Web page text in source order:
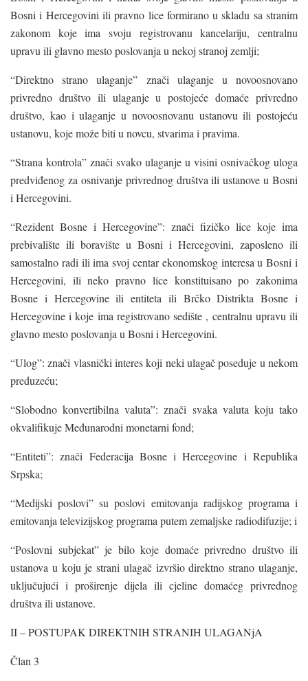
Bosni i Hercegovini ili pravno lice formirano u skladu sa stranim
zakonom koje ima svoju registrovanu kancelariju, centralnu
upravu ili glavno mesto poslovanja u nekoj stranoj zemlji;
“Direktno strano ulaganje” znači ulaganje u novoosnovano
privredno društvo ili ulaganje u postojeće domaće privredno
društvo, kao i ulaganje u novoosnovanu ustanovu ili postojeću
ustanovu, koje može biti u novcu, stvarima i pravima.
“Strana kontrola” znači svako ulaganje u visini osnivačkog uloga
predviđenog za osnivanje privrednog društva ili ustanove u Bosni
i Hercegovini.
“Rezident Bosne i Hercegovine”: znači fizičko lice koje ima
prebivalište ili boravište u Bosni i Hercegovini, zaposleno ili
samostalno radi ili ima svoj centar ekonomskog interesa u Bosni i
Hercegovini, ili neko pravno lice konstituisano po zakonima
Bosne i Hercegovine ili entiteta ili Brčko Distrikta Bosne i
Hercegovine i koje ima registrovano sedište , centralnu upravu ili
glavno mesto poslovanja u Bosni i Hercegovini.
“Ulog”: znači vlasnički interes koji neki ulagač poseduje u nekom
preduzeću;
“Slobodno konvertibilna valuta”: znači svaka valuta koju tako
okvalifikuje Međunarodni monetarni fond;
“Entiteti”: znači Federacija Bosne i Hercegovine i Republika
Srpska;
“Medijski poslovi” su poslovi emitovanja radijskog programa i
emitovanja televizijskog programa putem zemaljske radiodifuzije; i
“Poslovni subjekat” je bilo koje domaće privredno društvo ili
ustanova u koju je strani ulagač izvršio direktno strano ulaganje,
uključujući i proširenje dijela ili cjeline domaćeg privrednog
društva ili ustanove.
II – POSTUPAK DIREKTNIH STRANIH ULAGANjA
Član 3